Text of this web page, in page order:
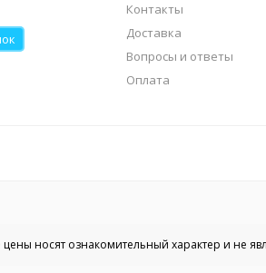
Контакты
Доставка
Вопросы и ответы
Оплата
носят ознакомительный характер и не